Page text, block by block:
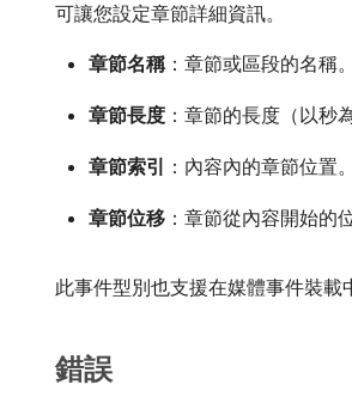
可讓您設定章節詳細資訊。
章節名稱：章節或區段的名稱。
章節長度 ：章節的長度（以秒
章節索引 ：內容內的章節位置。
章節位移 ：章節從內容開始的
此事件型別也支援在媒體事件裝載
錯誤